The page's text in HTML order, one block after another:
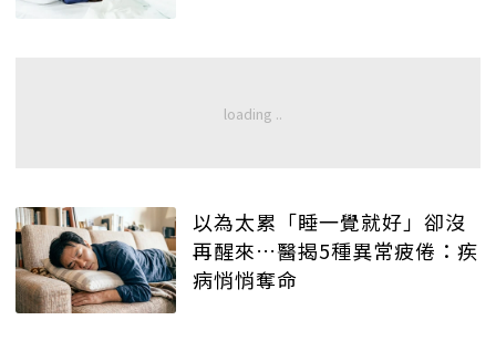
以為太累「睡一覺就好」卻沒
再醒來…醫揭5種異常疲倦：疾
病悄悄奪命